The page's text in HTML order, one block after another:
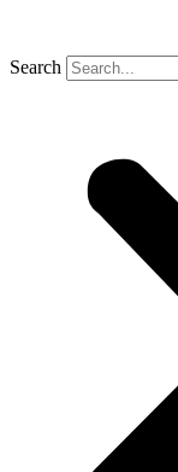
Search